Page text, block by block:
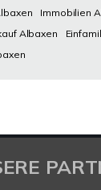
Immobilien
Albaxen